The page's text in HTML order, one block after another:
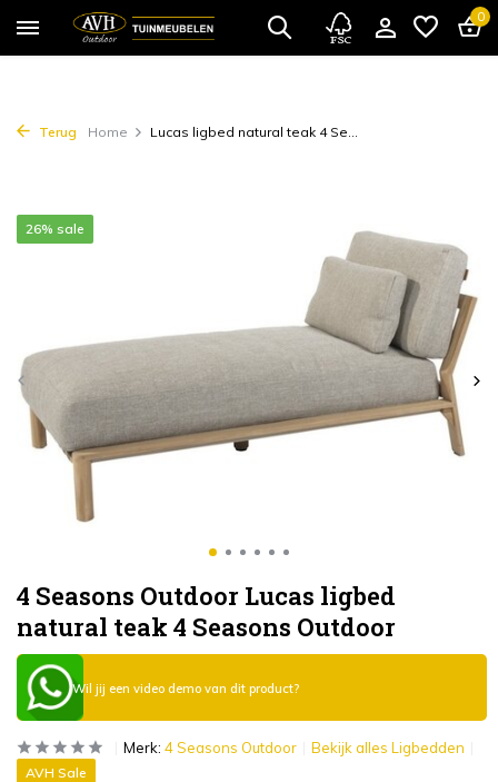
0
Terug Home Lucas ligbed natural teak 4 Se...
4 Seasons Outdoor Lucas ligbed
natural teak 4 Seasons Outdoor
26% sale
Wil jij een video demo van dit product?
Merk: 4 Seasons Outdoor Bekijk alles Ligbedden
AVH Sale